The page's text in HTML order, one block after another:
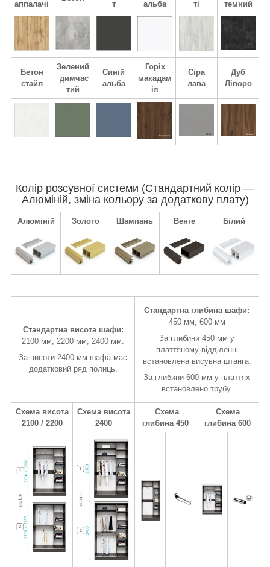
аппалачі т альба ті темний
Бетон
стайл
Зелений
димчас
тий
Синій
альба
Горіх
макадам
ія
Сіра
лава
Дуб
Ліворо
Колір розсувної системи (Стандартний колір —
Алюміній, зміна кольору за додаткову плату)
Алюміній Золото Шампань Венге Білий
Стандартна висота шафи:
2100 мм, 2200 мм, 2400 мм.
За висоти 2400 мм шафа має
додатковий ряд полиць.
Стандартна глибина шафи:
450 мм, 600 мм
За глибини 450 мм у
платтяному відділенні
встановлена висувна штанга.
За глибини 600 мм у платтях
встановлено трубу.
Схема висота
2100 / 2200
Схема висота
2400
Схема
глибина 450
Схема
глибина 600